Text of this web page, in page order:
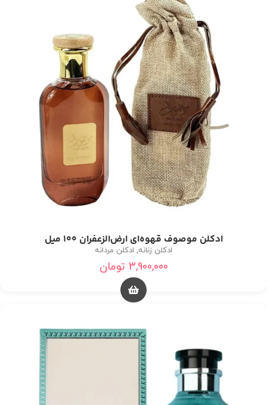
ادکلن موصوف قهوه‌ای ارض‌الزعفران 100 میل
ادکلن زنانه, ادکلن مردانه
3,900,000 تومان